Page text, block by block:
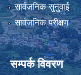
सार्वजनिक सुनुवाई
सार्वजनिक परीक्षण
सम्पर्क विवरण